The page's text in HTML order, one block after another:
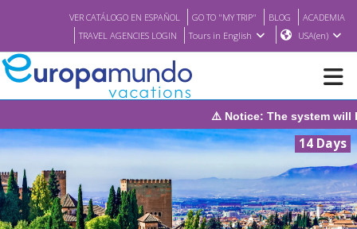
VER CATÁLOGO EN ESPAÑOL GO TO "MY TRIP" BLOG
ACADEMIA
TRAVEL AGENCIES LOGIN
Tours in English USA(en)
WHERE TO BUY
⚠️ Notice: The system will be under
14 Days